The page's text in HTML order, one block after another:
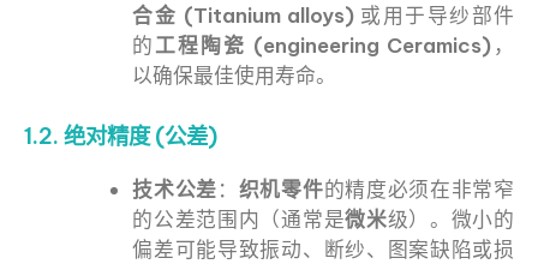
合金 (Titanium alloys) 或用于导纱部件
的工程陶瓷 (engineering Ceramics) ，
以确保最佳使用寿命。
1.2. 绝对精度 (公差)
技术公差： 织机零件的精度必须在非常窄
的公差范围内（通常是微米级）。微小的
偏差可能导致振动、断纱、图案缺陷或损